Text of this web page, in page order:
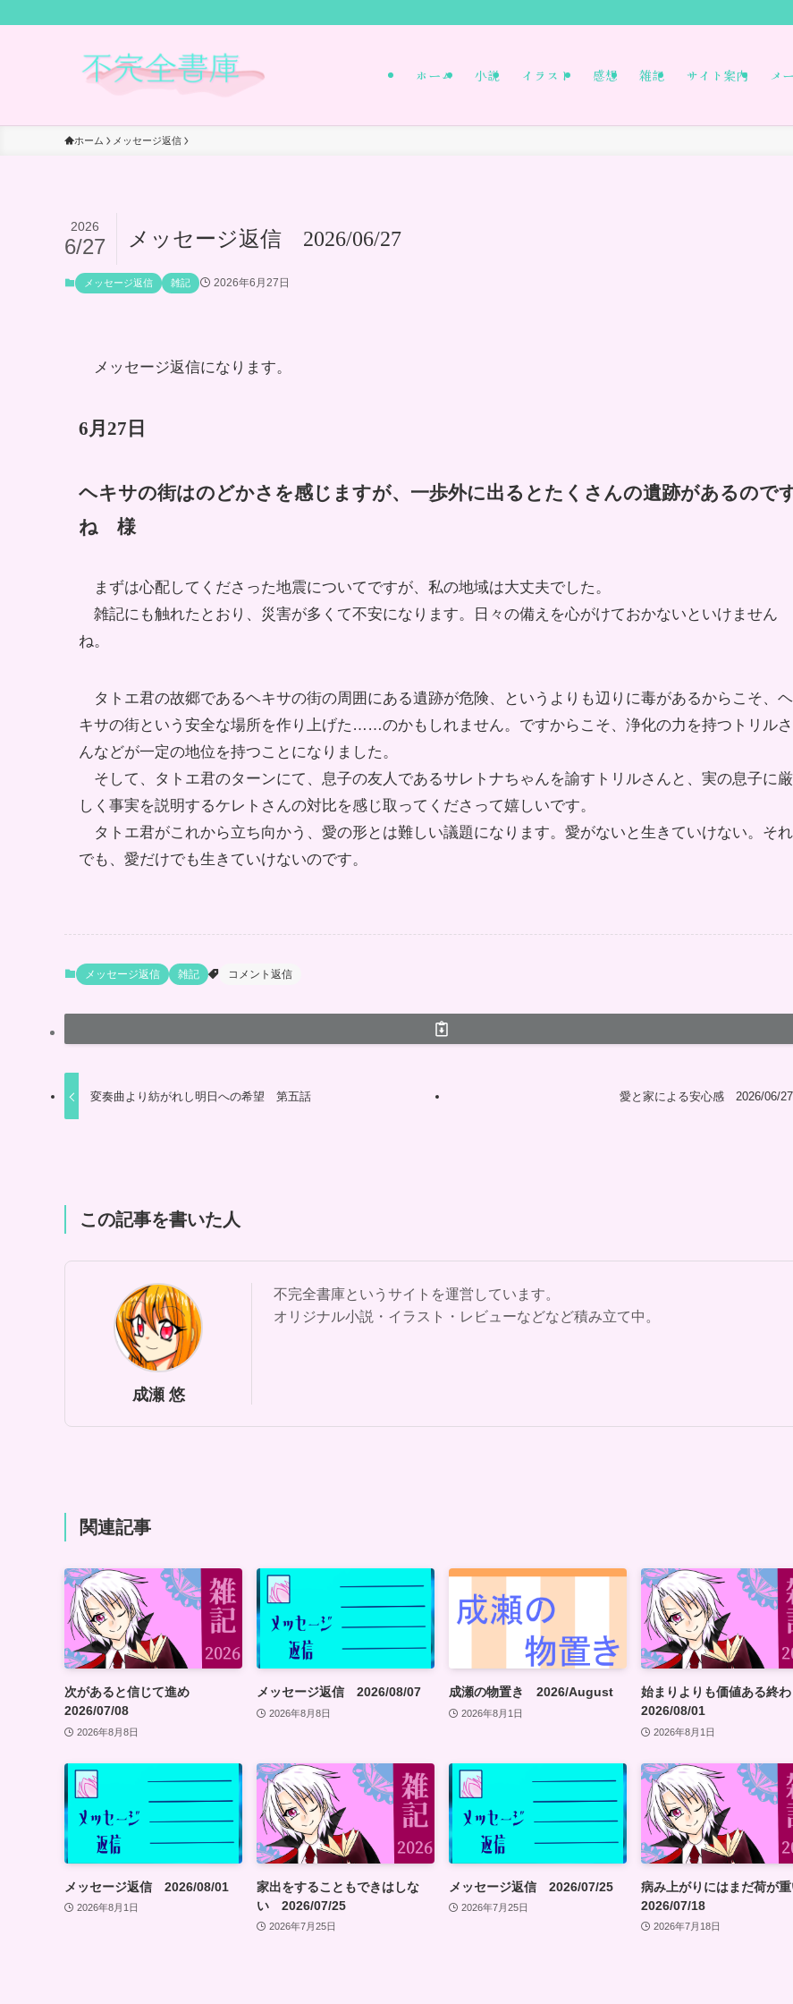
ホーム 小説 イラスト 感想 雑記 サイト案内 メ
ホーム メッセージ返信
メッセージ返信 2026/06/27
2026
6/27
メッセージ返信 雑記 2026年6月27日
メッセージ返信になります。
6月27日
ヘキサの街はのどかさを感じますが、一歩外に出るとたくさんの遺跡があるので
ね 様
まずは心配してくださった地震についてですが、私の地域は大丈夫でした。
雑記にも触れたとおり、災害が多くて不安になります。日々の備えを心がけておかないといけません
ね。
タトエ君の故郷であるヘキサの街の周囲にある遺跡が危険、というよりも辺りに毒があるからこそ、ヘ
キサの街という安全な場所を作り上げた……のかもしれません。ですからこそ、浄化の力を持つトリルさ
んなどが一定の地位を持つことになりました。
そして、タトエ君のターンにて、息子の友人であるサレトナちゃんを諭すトリルさんと、実の息子に厳
しく事実を説明するケレトさんの対比を感じ取ってくださって嬉しいです。
タトエ君がこれから立ち向かう、愛の形とは難しい議題になります。愛がないと生きていけない。それ
でも、愛だけでも生きていけないのです。
メッセージ返信 雑記 コメント返信
変奏曲より紡がれし明日への希望 第五話 愛と家による安心感 2026/06/27
この記事を書いた人
成瀬 悠
不完全書庫というサイトを運営しています。
オリジナル小説・イラスト・レビューなどなど積み立て中。
関連記事
次があると信じて進め
2026/07/08
2026年8月8日
メッセージ返信 2026/08/07
2026年8月8日
成瀬の物置き 2026/August
2026年8月1日
始まりよりも価値ある終
2026/08/01
2026年8月1日
メッセージ返信 2026/08/01
2026年8月1日
家出をすることもできはしな
い 2026/07/25
2026年7月25日
メッセージ返信 2026/07/25
2026年7月25日
病み上がりにはまだ荷が
2026/07/18
2026年7月18日